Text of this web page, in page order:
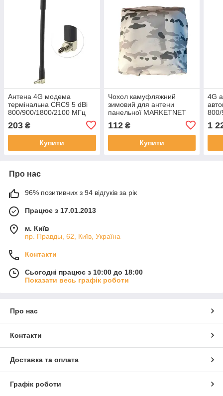
Антена 4G модема
термінальна CRC9 5 dBi
800/900/1800/2100 МГц
посилення мобільного
інтернету
203 ₴
Купити
Чохол камуфляжний
зимовий для антени
панельної MARKETNET
112₴
Купити
4G
1
Про нас
96% позитивних з 94 відгуків за рік
Працює з 17.01.2013
м. Київ
пр. Правды, 62, Київ, Україна
Контакти
Сьогодні працює з 10:00 до 18:00
Показати весь графік роботи
Про нас
Контакти
Доставка та оплата
Графік роботи